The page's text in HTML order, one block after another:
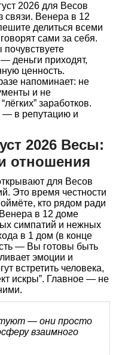
2026 для Весов
связи. Венера в 12
делиться всеми
сами за себя.
деньги приходят,
ценность.
напоминает: не
и не
заработков.
— в репутацию и
2026 Весы:
отношения
для Весов
Это время честности
кто рядом ради
в 12 доме
симпатий и нежных
в 1 дом (в конце
— Вы готовы быть
эмоции и
встретить человека,
искры”. Главное — не
— они просто
взаимного